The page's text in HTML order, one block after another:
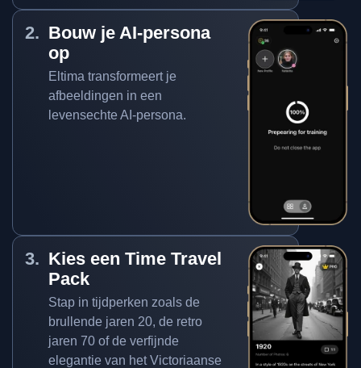
Bouw je AI-persona
op
Eltima transformeert je
afbeeldingen in een
levensechte AI-persona.
Kies een Time Travel
Pack
Stap in tijdperken zoals de
brullende jaren 20, de retro
jaren 70 of de verfijnde
elegantie van het Victoriaanse